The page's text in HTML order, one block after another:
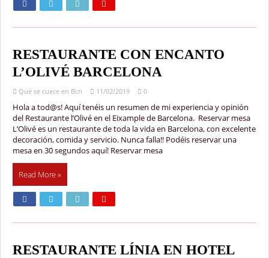
RESTAURANTE CON ENCANTO
L’OLIVÉ BARCELONA
Qué se cuece en Bcn 11/02/2019 0
Hola a tod@s! Aquí tenéis un resumen de mi experiencia y opinión
del Restaurante l’Olivé en el Eixample de Barcelona. Reservar mesa
L’Olivé es un restaurante de toda la vida en Barcelona, con excelente
decoración, comida y servicio. Nunca falla!! Podéis reservar una
mesa en 30 segundos aquí! Reservar mesa
Read More »
RESTAURANTE LÍNIA EN HOTEL